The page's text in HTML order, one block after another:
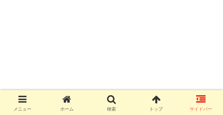
メニュー ホーム 検索 トップ サイドバー